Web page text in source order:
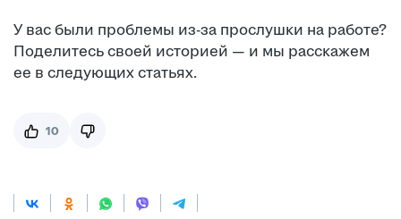
У вас были проблемы из-за прослушки на работе?
Поделитесь своей историей — и мы расскажем
ее в следующих статьях.
10